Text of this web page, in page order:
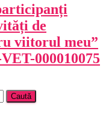
de
viitorul meu”
000010075